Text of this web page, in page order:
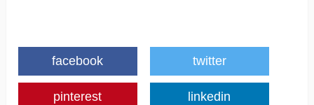
facebook twitter
pinterest linkedin